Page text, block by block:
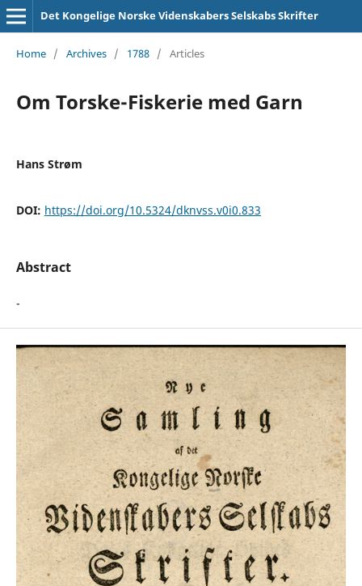
Det Kongelige Norske Videnskabers Selskabs Skrifter
Home / Archives / 1788 / Articles
Om Torske-Fiskerie med Garn
Hans Strøm
DOI: https://doi.org/10.5324/dknvss.v0i0.833
Abstract
-